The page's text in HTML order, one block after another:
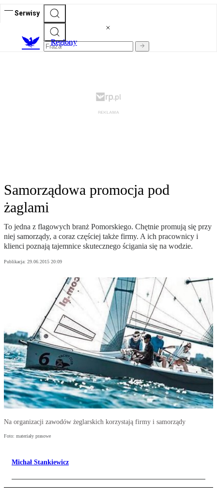
Serwisy
Regiony
Samorządowa promocja pod
żaglami
To jedna z flagowych branż Pomorskiego. Chętnie promują się przy
niej samorządy, a coraz częściej także firmy. A ich pracownicy i
klienci poznają tajemnice skutecznego ścigania się na wodzie.
Publikacja: 29.06.2015 20:09
Na organizacji zawodów żeglarskich korzystają firmy i samorządy
Foto: materiały prasowe
Michał Stankiewicz